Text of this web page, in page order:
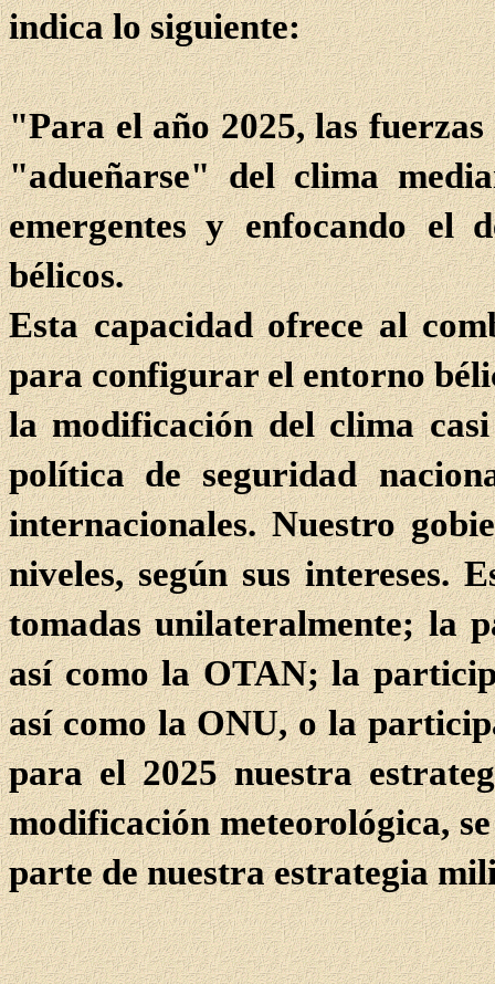
indica lo siguiente:
"Para el año 2025, las
"adueñarse" del clima
emergentes y enfocando el
bélicos.
Esta capacidad ofrece al
para configurar el entorno
la modificación del clima
política de seguridad
internacionales. Nuestro
niveles, según sus intereses.
tomadas unilateralmente; la
así como la OTAN; la
así como la ONU, o la
para el 2025 nuestra
modificación meteorológica,
parte de nuestra estrategia